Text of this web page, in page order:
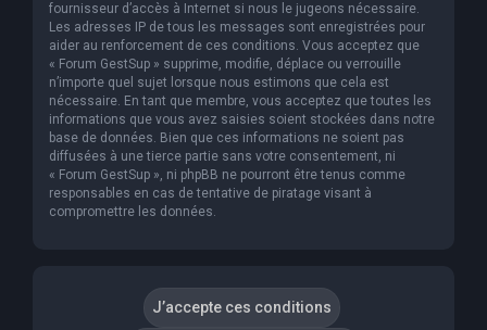
fournisseur d’accès à Internet si nous le jugeons nécessaire.
Les adresses IP de tous les messages sont enregistrées pour
aider au renforcement de ces conditions. Vous acceptez que
« Forum GestSup » supprime, modifie, déplace ou verrouille
n’importe quel sujet lorsque nous estimons que cela est
nécessaire. En tant que membre, vous acceptez que toutes les
informations que vous avez saisies soient stockées dans notre
base de données. Bien que ces informations ne soient pas
diffusées à une tierce partie sans votre consentement, ni
« Forum GestSup », ni phpBB ne pourront être tenus comme
responsables en cas de tentative de piratage visant à
compromettre les données.